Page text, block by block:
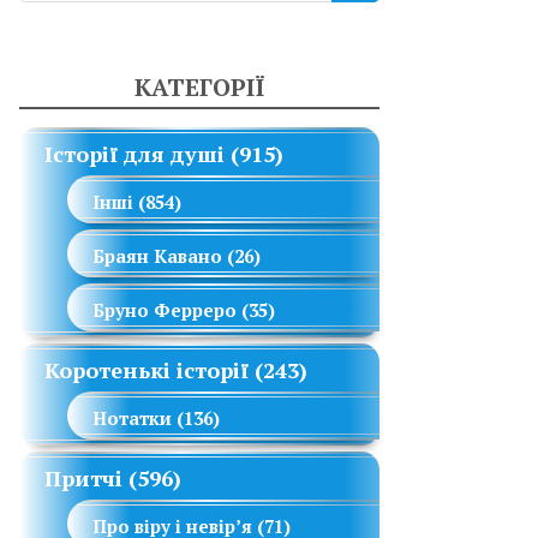
КАТЕГОРІЇ
Історії для душі (915)
Інші (854)
Браян Кавано (26)
Бруно Ферреро (35)
Коротенькі історії (243)
Нотатки (136)
Притчі (596)
Про віру і невір’я (71)